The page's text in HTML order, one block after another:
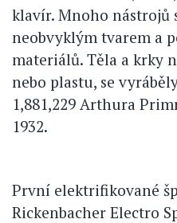
klavír. Mnoho nástrojů
neobvyklým tvarem a
materiálů. Těla a krky
nebo plastu, se
1,881,229 Arthura
1932.
První elektrifikované
Rickenbacher Electro